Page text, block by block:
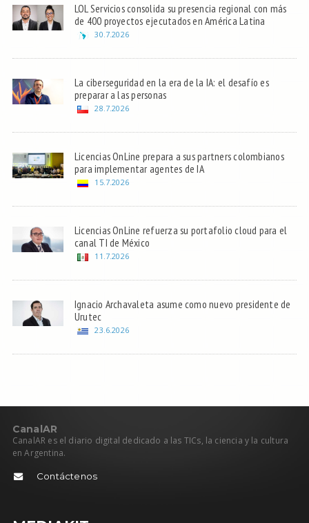
LOL Servicios consolida su presencia regional con más
de 400 proyectos ejecutados en América Latina
30.7.2026
La ciberseguridad en la era de la IA: el desafío es
preparar a las personas
28.7.2026
Licencias OnLine prepara a sus partners colombianos
para implementar agentes de IA
15.7.2026
Licencias OnLine refuerza su portafolio cloud para el
canal TI de México
11.7.2026
Ignacio Archavaleta asume como nuevo presidente de
Urutec
23.6.2026
CanalAR
CanalAR es el diario digital dedicado a las TICs, la ciencia y la cultura
en Argentina.
Contáctenos